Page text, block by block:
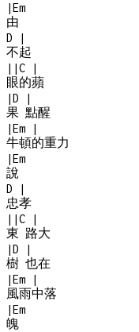
|Em
由
D
|
不起
| |C
|
眼的蘋
|D
|
果 點醒
|Em
|
牛頓的重力
|Em
說
D
|
忠孝
| |C
|
東 路大
|D
|
樹 也在
|Em
|
風雨中落
|Em
魄